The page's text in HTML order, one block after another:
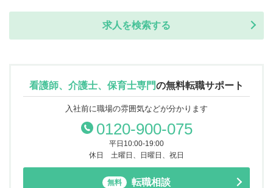
求人を検索する
看護師、介護士、保育士専門の無料転職サポート
入社前に職場の雰囲気などが分かります
0120-900-075
平日10:00-19:00
休日 土曜日、日曜日、祝日
無料 転職相談